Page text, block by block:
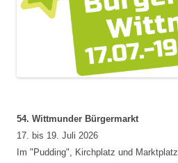
54. Wittmunder Bürgermarkt
17. bis 19. Juli 2026
Im "Pudding", Kirchplatz und Marktplatz